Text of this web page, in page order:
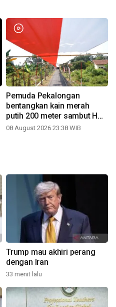
Pemuda Pekalongan
bentangkan kain merah
putih 200 meter sambut HUT
RI
08 August 2026 23:38 WIB
Trump mau akhiri perang
dengan Iran
33 menit lalu